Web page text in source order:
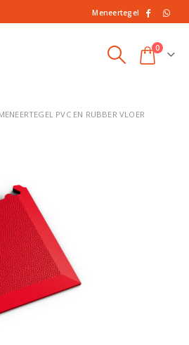
Meneertegel
0
PVC EN RUBBER VLOER